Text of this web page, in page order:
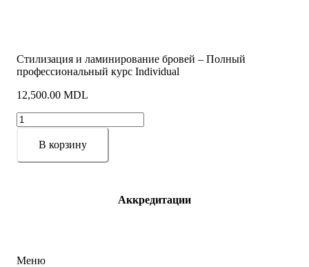
Стилизация и ламинирование бровей – Полный
профессиональный курс Individual
12,500.00 MDL
Количество
товара
Стилизация
В корзину
Аккредитации
Меню